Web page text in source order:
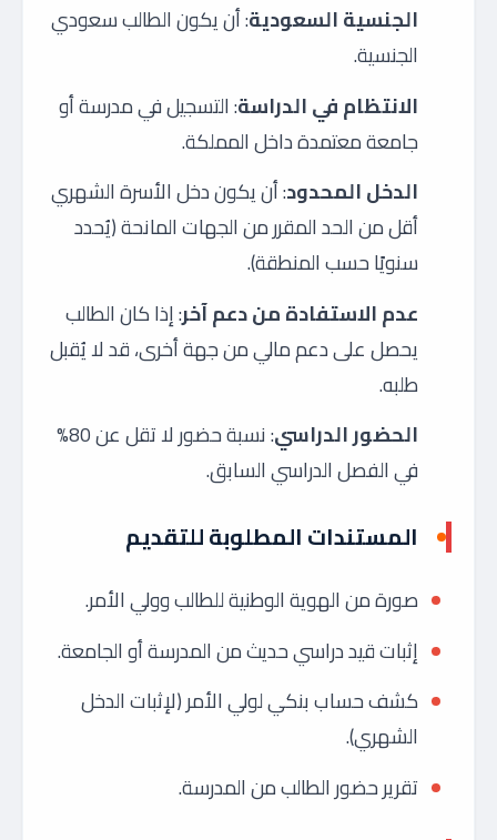
الجنسية السعودية: أن يكون الطالب سعودي
الجنسية.
الانتظام في الدراسة: التسجيل في مدرسة أو
جامعة معتمدة داخل المملكة.
الدخل المحدود: أن يكون دخل الأسرة الشهري
أقل من الحد المقرر من الجهات المانحة (يُحدد
سنويًا حسب المنطقة).
عدم الاستفادة من دعم آخر: إذا كان الطالب
يحصل على دعم مالي من جهة أخرى، قد لا يُقبل
طلبه.
الحضور الدراسي
: نسبة حضور لا تقل عن 80%
في الفصل الدراسي السابق.
المستندات المطلوبة للتقديم
صورة من الهوية الوطنية للطالب وولي الأمر.
إثبات قيد دراسي حديث من المدرسة أو الجامعة.
كشف حساب بنكي لولي الأمر (لإثبات الدخل
الشهري).
تقرير حضور الطالب من المدرسة.